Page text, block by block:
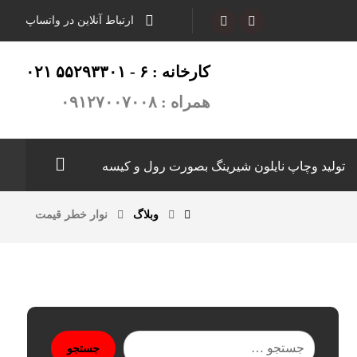
ارتباط آنلاین در واتساپ
کارخانه : ۶ - ۵۵۲۹۳۳۰۱ ۰۲۱
همراه : ۰۹۱۲۷۰۰۷۰۰۸
تولید وچاپ نایلون شیرینگ بصورت رول و کیسه
وبلاگ نوار خطر قیمت
جستجو